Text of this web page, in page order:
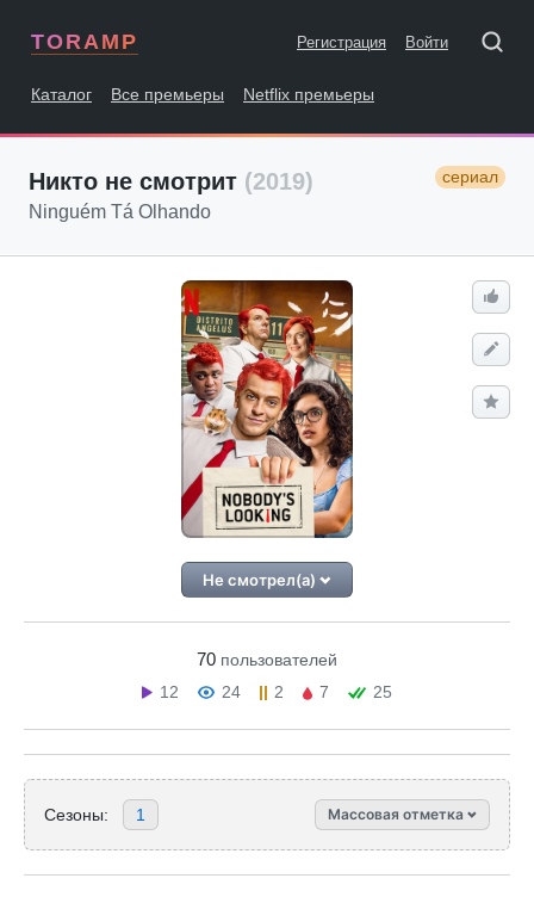
TORAMP Регистрация Войти
Каталог Все премьеры Netflix премьеры
Никто не смотрит (2019) сериал
Ninguém Tá Olhando
Не смотрел(а)
70 пользователей
12
24 2 7 25
Сезоны: 1 Массовая отметка